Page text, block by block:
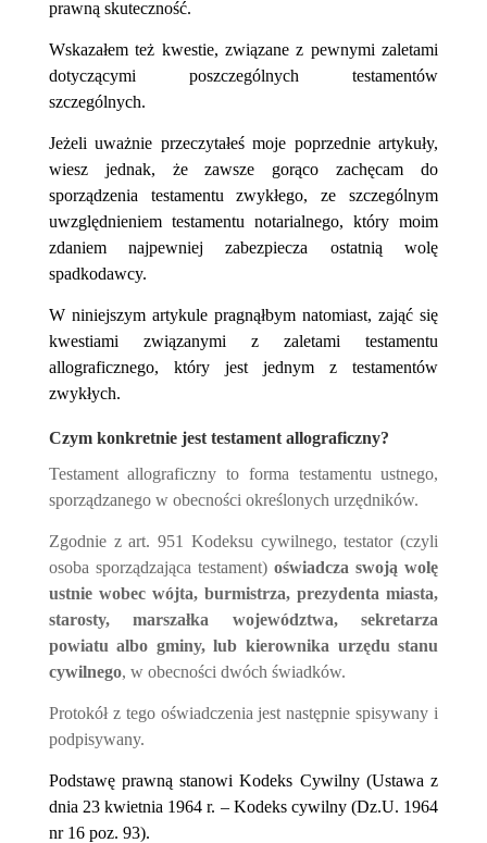
prawną skuteczność.
Wskazałem też kwestie, związane z pewnymi zaletami
dotyczącymi poszczególnych testamentów
szczególnych.
Jeżeli uważnie przeczytałeś moje poprzednie artykuły,
wiesz jednak, że zawsze gorąco zachęcam do
sporządzenia testamentu zwykłego, ze szczególnym
uwzględnieniem testamentu notarialnego, który moim
zdaniem najpewniej zabezpiecza ostatnią wolę
spadkodawcy.
W niniejszym artykule pragnąłbym natomiast, zająć się
kwestiami związanymi z zaletami testamentu
allograficznego, który jest jednym z testamentów
zwykłych.
Czym konkretnie jest testament allograficzny?
Testament allograficzny to forma testamentu ustnego,
sporządzanego w obecności określonych urzędników.
Zgodnie z art. 951 Kodeksu cywilnego, testator (czyli
osoba sporządzająca testament)oświadcza swoją wolę
ustnie wobec wójta, burmistrza, prezydenta miasta,
starosty, marszałka województwa, sekretarza
powiatu albo gminy, lub kierownika urzędu stanu
cywilnego, w obecności dwóch świadków.
Protokół z tego oświadczenia jest następnie spisywany i
podpisywany.
Podstawę prawną stanowi Kodeks Cywilny (Ustawa z
dnia 23 kwietnia 1964 r. – Kodeks cywilny (Dz.U. 1964
nr 16 poz. 93).